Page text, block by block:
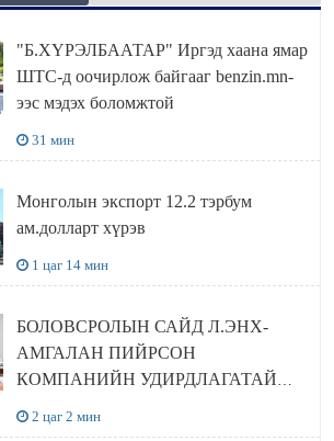
"Б.ХҮРЭЛБААТАР" Иргэд хаана ямар
ШТС-д оочирлож байгааг benzin.mn-
ээс мэдэх боломжтой
31 мин
Монголын экспорт 12.2 тэрбум
ам.долларт хүрэв
1 цаг 14 мин
БОЛОВСРОЛЫН САЙД Л.ЭНХ-
АМГАЛАН ПИЙРСОН
КОМПАНИЙН УДИРДЛАГАТАЙ
2 цаг 2 мин